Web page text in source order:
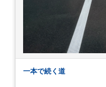
一本で続く道